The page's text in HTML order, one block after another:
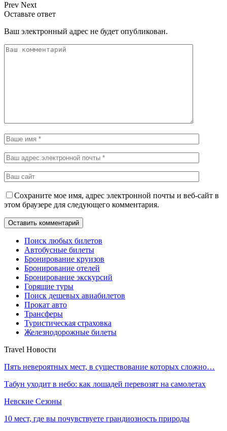
Prev Next
Оставьте ответ
Ваш электронный адрес не будет опубликован.
Сохраните мое имя, адрес электронной почты и веб-сайт в
этом браузере для следующего комментария.
Поиск любых билетов
Автобусные билеты
Бронирование круизов
Бронирование отелей
Бронирование экскурсий
Горящие туры
Поиск дешевых авиабилетов
Прокат авто
Трансферы
Туристическая страховка
Железнодорожные билеты
Travel Новости
Пять невероятных мест, в существование которых сложно…
Табун уходит в небо: как лошадей перевозят на самолетах
Невские Сезоны
10 мест, где вы почувствуете грандиозность природы